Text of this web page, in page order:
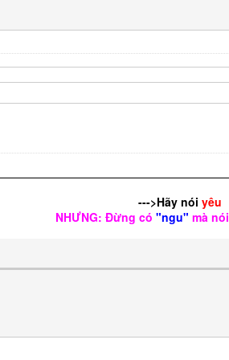
--->Hãy nói yêu
NHƯNG: Đừng có "ngu" mà nói